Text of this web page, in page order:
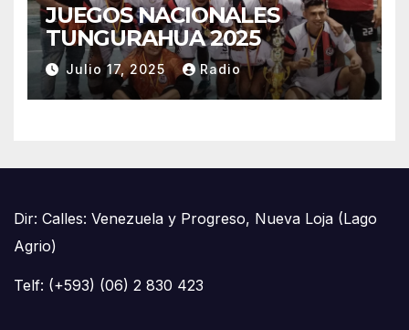
JUEGOS NACIONALES
TUNGURAHUA 2025
Julio 17, 2025 Radio
Dir: Calles: Venezuela y Progreso, Nueva Loja (Lago
Agrio)
Telf: (+593) (06) 2 830 423